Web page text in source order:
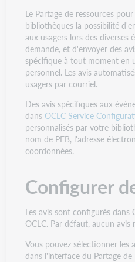
Le Partage de ressources
bibliothèques la possibilité
aux usagers lors des
demande, et d'envoyer des
spécifique à tout moment en
personnel. Les avis
usagers par courriel.
Des avis spécifiques aux
dansOCLC Service
personnalisés par votre
nom de PEB, l'adresse
coordonnées.
Configurer
Les avis sont configurés
OCLC. Par défaut, aucun avis
Vous pouvez sélectionner les
dans l'interface du Partage